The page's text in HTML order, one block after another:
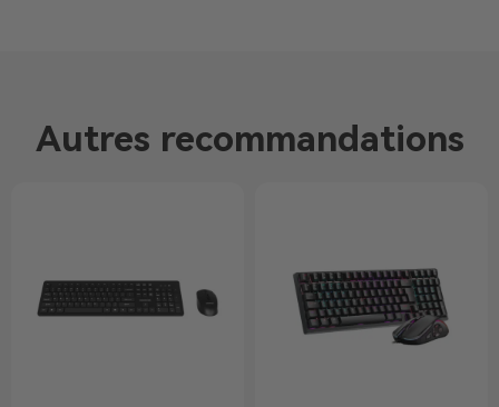
Autres recommandations